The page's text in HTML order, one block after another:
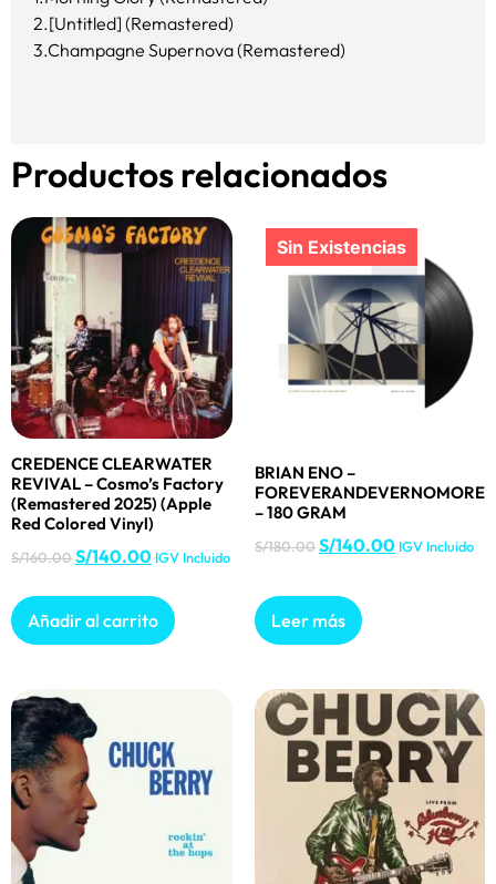
2.[Untitled] (Remastered)
3.Champagne Supernova (Remastered)
Productos relacionados
CREDENCE CLEARWATER
REVIVAL – Cosmo’s Factory
(Remastered 2025) (Apple
Red Colored Vinyl)
S/160.00S/140.00 IGV Incluido
Añadir al carrito
BRIAN ENO –
FOREVERANDEVERNOMORE
– 180 GRAM
S/180.00S/140.00 IGV Incluido
Leer más